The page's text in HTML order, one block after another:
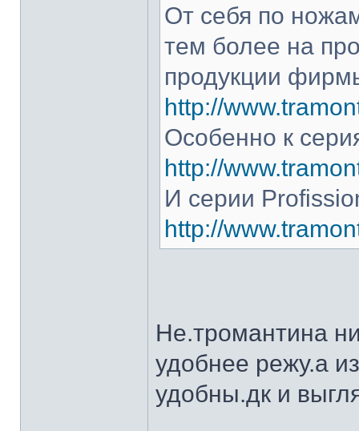
От себя по
тем более на
продукции
http://
Особенно к
http://
И серии
http://
Не.тромантина
удобнее режу.а
удобны.дк и